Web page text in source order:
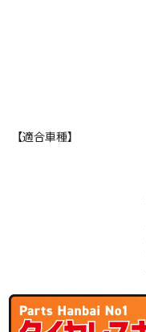
【適合車種】